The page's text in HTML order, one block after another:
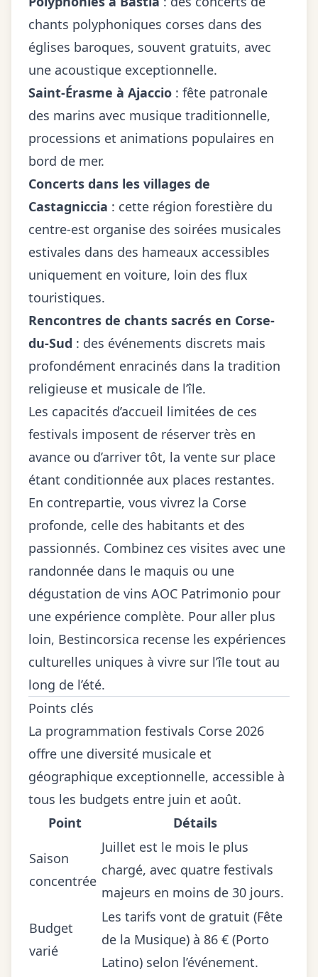
chants polyphoniques corses dans des
églises baroques, souvent gratuits, avec
une acoustique exceptionnelle.
Saint-Érasme à Ajaccio : fête patronale
des marins avec musique traditionnelle,
processions et animations populaires en
bord de mer.
Concerts dans les villages de
Castagniccia : cette région forestière du
centre-est organise des soirées musicales
estivales dans des hameaux accessibles
uniquement en voiture, loin des flux
touristiques.
Rencontres de chants sacrés en Corse-
du-Sud : des événements discrets mais
profondément enracinés dans la tradition
religieuse et musicale de l’île.
Les capacités d’accueil limitées de ces
festivals imposent de réserver très en
avance ou d’arriver tôt, la vente sur place
étant conditionnée aux places restantes.
En contrepartie, vous vivrez la Corse
profonde, celle des habitants et des
passionnés. Combinez ces visites avec une
randonnée dans le maquis ou une
dégustation de vins AOC Patrimonio pour
une expérience complète. Pour aller plus
loin, Bestincorsica recense les expériences
culturelles uniques à vivre sur l’île tout au
long de l’été.
Points clés
La programmation festivals Corse 2026
offre une diversité musicale et
géographique exceptionnelle, accessible à
tous les budgets entre juin et août.
Point
Détails
Saison
concentrée
Juillet est le mois le plus
chargé, avec quatre festivals
majeurs en moins de 30 jours.
Budget
varié
Les tarifs vont de gratuit (Fête
de la Musique) à 86 € (Porto
Latino) selon l’événement.